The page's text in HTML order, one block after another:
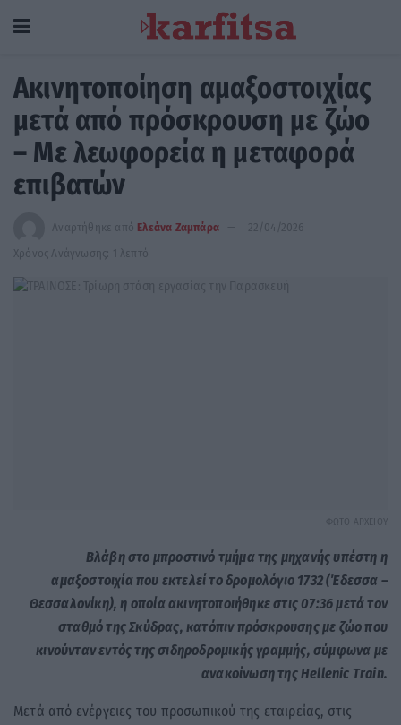
Ακινητοποίηση αμαξοστοιχίας
μετά από πρόσκρουση με ζώο
– Με λεωφορεία η μεταφορά
επιβατών
Αναρτήθηκε από Ελεάνα Ζαμπάρα
22/04/2026
Χρόνος Ανάγνωσης: 1 λεπτό
ΦΩΤΟ ΑΡΧΕΙΟΥ
Βλάβη στο μπροστινό τμήμα της μηχανής υπέστη η
αμαξοστοιχία που εκτελεί το δρομολόγιο 1732 (Έδεσσα –
Θεσσαλονίκη), η οποία ακινητοποιήθηκε στις 07:36 μετά τον
σταθμό της Σκύδρας, κατόπιν πρόσκρουσης με ζώο που
κινούνταν εντός της σιδηροδρομικής γραμμής, σύμφωνα με
ανακοίνωση της Hellenic Train.
Μετά από ενέργειες του προσωπικού της εταιρείας, στις